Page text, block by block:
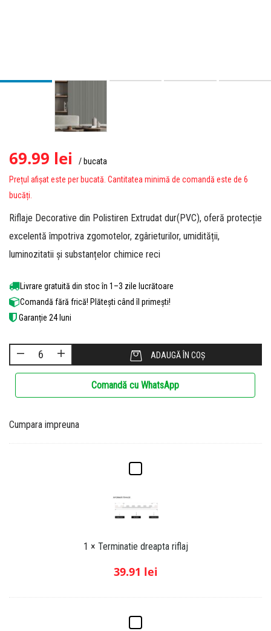
69.99 lei
/ bucata
Prețul afișat este per bucată. Cantitatea minimă de comandă este de 6
bucăți.
Riflaje Decorative din Polistiren Extrudat dur(PVC), oferă protecție
excelentă împotriva zgomotelor, zgârieturilor, umidității,
luminozitatii și substanțelor chimice reci
Livrare gratuită din stoc în 1–3 zile lucrătoare
Comandă fără frică! Plătești când îl primești!
Garanție 24 luni
ADAUGĂ ÎN COȘ
Comandă cu WhatsApp
Cumpara impreuna
T
r
m
n
t
1 × Terminatie dreapta riflaj
39.91 lei
T